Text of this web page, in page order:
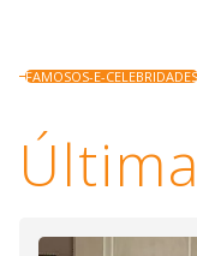
FAMOSOS-E-CELEBRIDADES